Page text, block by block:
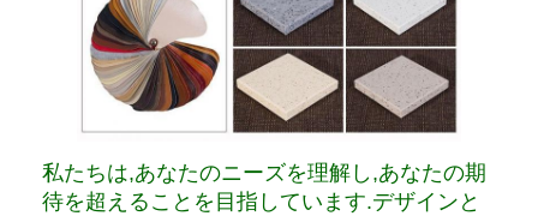
私たちは,あなたのニーズを理解し,あなたの期
待を超えることを目指しています.デザインと